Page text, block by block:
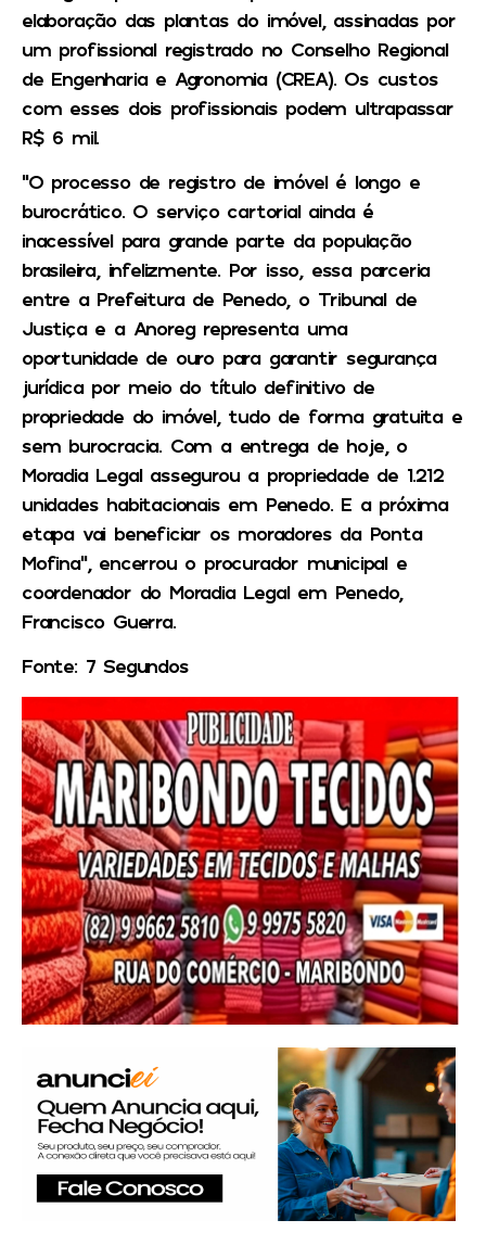
elaboração das plantas do imóvel, assinadas por
um profissional registrado no Conselho Regional
de Engenharia e Agronomia (CREA). Os custos
com esses dois profissionais podem ultrapassar
R$ 6 mil.
“O processo de registro de imóvel é longo e
burocrático. O serviço cartorial ainda é
inacessível para grande parte da população
brasileira, infelizmente. Por isso, essa parceria
entre a Prefeitura de Penedo, o Tribunal de
Justiça e a Anoreg representa uma
oportunidade de ouro para garantir segurança
jurídica por meio do título definitivo de
propriedade do imóvel, tudo de forma gratuita e
sem burocracia. Com a entrega de hoje, o
Moradia Legal assegurou a propriedade de 1.212
unidades habitacionais em Penedo. E a próxima
etapa vai beneficiar os moradores da Ponta
Mofina”, encerrou o procurador municipal e
coordenador do Moradia Legal em Penedo,
Francisco Guerra.
Fonte: 7 Segundos